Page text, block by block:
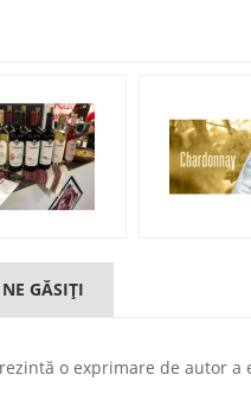
GĂSIŢI
o exprimare de autor